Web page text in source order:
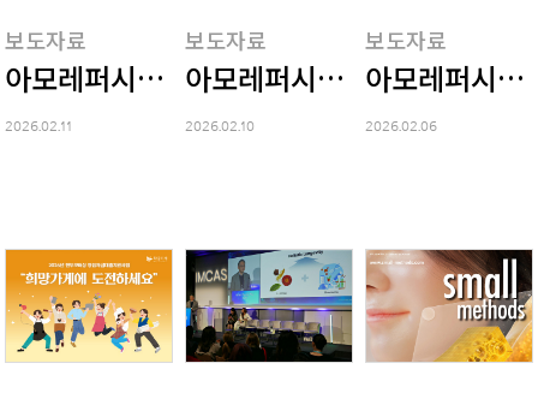
보도자료
아모레퍼시픽 사내 자율 봉사단 '앞나눔즈', 4
2026.02.11
보도자료
아모레퍼시픽 그룹, 설맞이
2026.02.10
보도자료
아모레퍼시픽
2026.02.06